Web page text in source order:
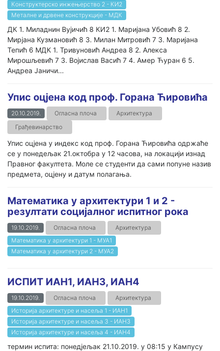
Конструктерско инжењерство 2 - КИ2
Металне и дрвене конструкције - МДК
ДК 1. Миладнин Вујичић 8 КИ2 1. Маријана Убовић 8 2.
Мирјана Кузмановић 8 3. Милан Митровић 7 3. Маријана
Тепић 6 МДК 1. Тривуновић Андреа 8 2. Алекса
Мирошљевић 7 3. Војислав Васић 7 4. Амер Ћуран 6 5.
Андреа Јаничи...
Упис оцјена код проф. Горана Ћировића
20.10.2019. Огласна плоча
Архитектура
Грађевинарство
Упис оцјена у индекс код проф. Горана Ћировића одржаће
се у понедељак 21.октобра у 12 часова, на локацији изнад
Правног факултета. Моле се студенти да сами попуне назив
предмета, оцјену и датум полагања.
Математика у архитектури 1 и 2 -
резултати социјалног испитног рока
19.10.2019. Огласна плоча
Архитектура
Математика у архитектури 1 - МУА1
Математика у архитектури 2 - МУА2
ИСПИТ ИАН1, ИАН3, ИАН4
19.10.2019. Огласна плоча
Архитектура
Историја архитектуре и насеља 1 - ИАН1
Историја архитектуре и насеља 3 - ИАН3
Историја архитектуре и насеља 4 - ИАН4
термин испита: понедјељак 21.10.2019. у 08:15 у Кампусу